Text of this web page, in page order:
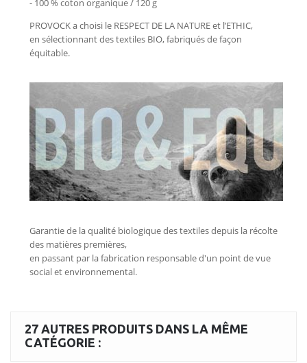
27 AUTRES PRODUITS DANS LA MÊME
CATÉGORIE :